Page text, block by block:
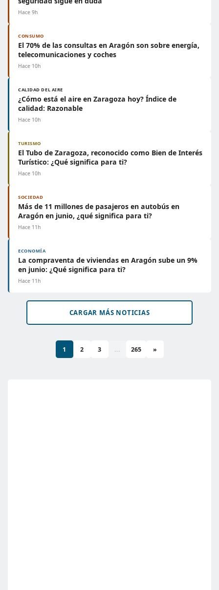
Hace 9h
CONSUMO
El 70% de las consultas en Aragón son sobre energía,
telecomunicaciones y coches
Hace 10h
CALIDAD DEL AIRE
¿Cómo está el aire en Zaragoza hoy? Índice de
calidad: Razonable
Hace 10h
TURISMO
El Tubo de Zaragoza, reconocido como Bien de Interés
Turístico: ¿Qué significa para ti?
Hace 10h
SOCIEDAD
Más de 11 millones de pasajeros en autobús en
Aragón en junio, ¿qué significa para ti?
Hace 11h
ECONOMÍA
La compraventa de viviendas en Aragón sube un 9%
en junio: ¿Qué significa para ti?
Hace 11h
CARGAR MÁS NOTICIAS
1 2 3 ... 265 »